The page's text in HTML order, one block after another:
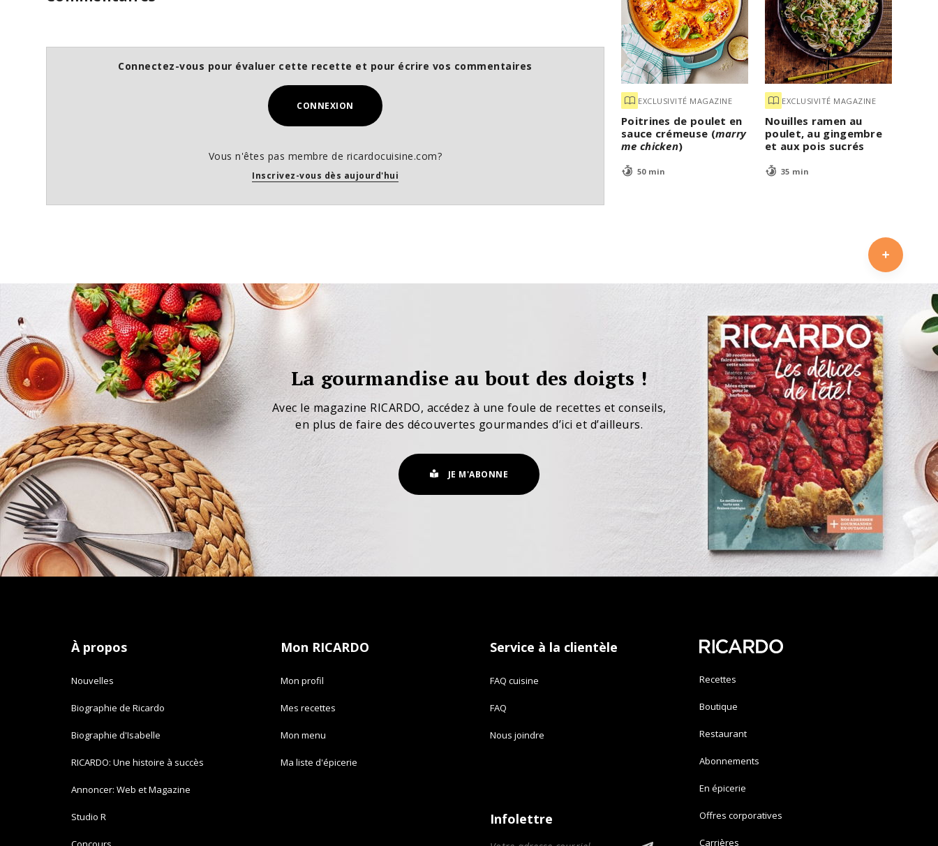
EXCLUSIVITÉ MAGAZINE
Poitrines de poulet en
sauce crémeuse (marry
me chicken)
50 min
EXCLUSIVITÉ MAGAZINE
Nouilles ramen au
poulet, au gingembre
et aux pois sucrés
35 min
Connectez-vous pour évaluer cette recette et pour écrire vos commentaires
CONNEXION
Vous n'êtes pas membre de ricardocuisine.com?
Inscrivez-vous dès aujourd'hui
La gourmandise au bout des doigts !
Avec le magazine RICARDO, accédez à une foule de recettes et conseils,
en plus de faire des découvertes gourmandes d’ici et d’ailleurs.
JE M'ABONNE
À propos
Nouvelles
Biographie de Ricardo
Biographie d'Isabelle
RICARDO: Une histoire à succès
Annoncer: Web et Magazine
Studio R
Mon RICARDO
Mon profil
Mes recettes
Mon menu
Ma liste d'épicerie
Service à la clientèle
FAQ cuisine
FAQ
Nous joindre
Infolettre
Recettes
Boutique
Restaurant
Abonnements
En épicerie
Offres corporatives
Carrières